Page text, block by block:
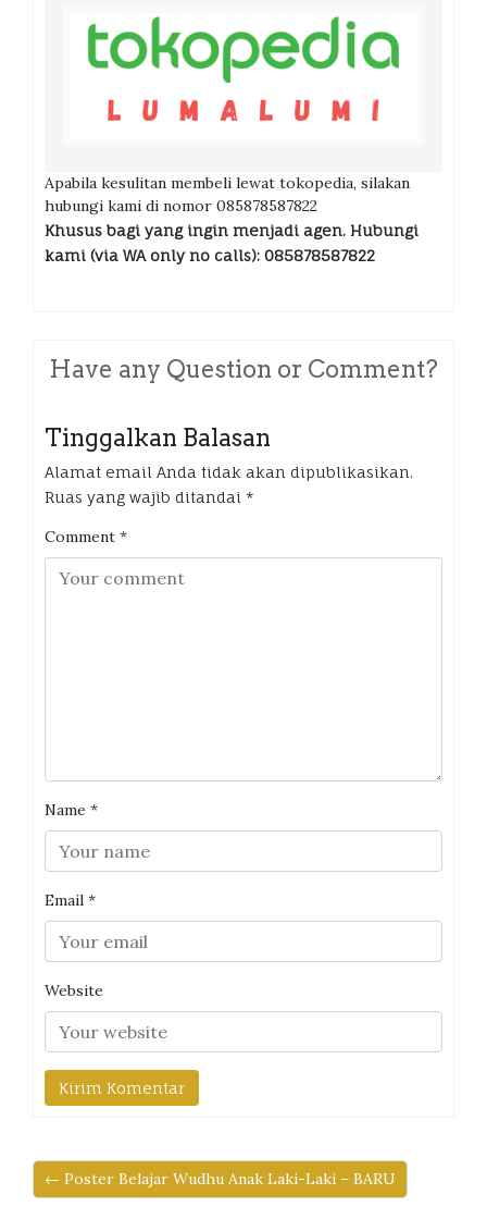
Apabila kesulitan membeli lewat tokopedia, silakan
hubungi kami di nomor 085878587822
Khusus bagi yang ingin menjadi agen. Hubungi
kami (via WA only no calls): 085878587822
Have any Question or Comment?
Tinggalkan Balasan
Alamat email Anda tidak akan dipublikasikan.
Ruas yang wajib ditandai *
Comment *
Name *
Email *
Website
← Poster Belajar Wudhu Anak Laki-Laki – BARU